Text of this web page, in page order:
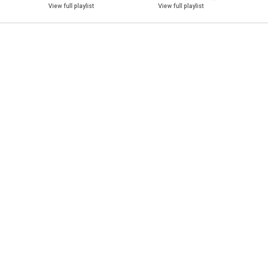
View full playlist View full playlist